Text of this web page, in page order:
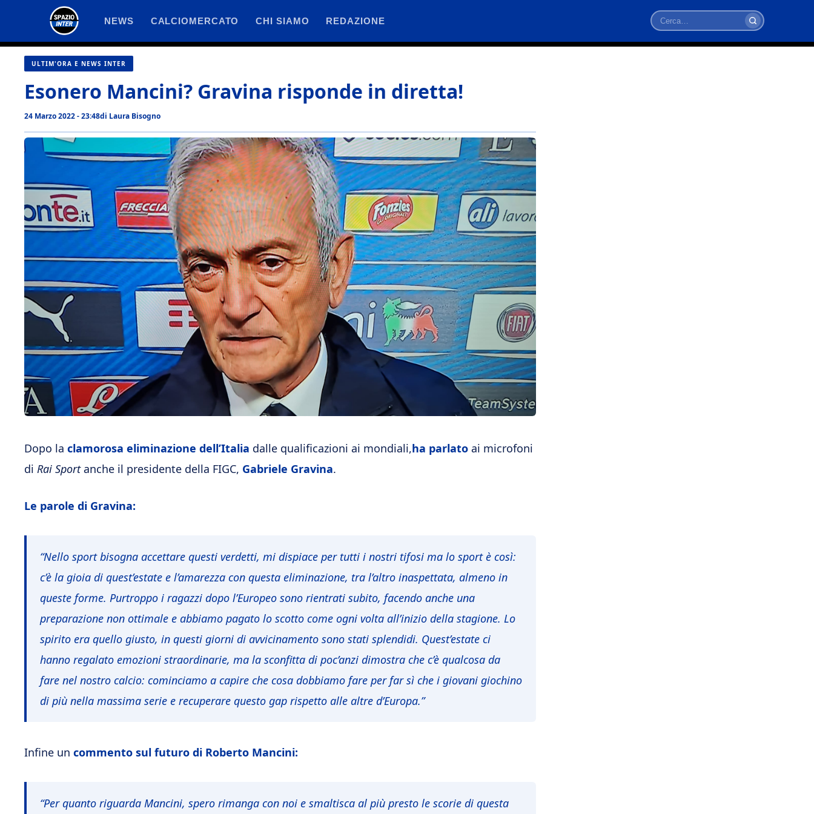
contenuto
NEWS CALCIOMERCATO CHI SIAMO REDAZIONE
Cerca
ULTIM'ORA E NEWS INTER
Esonero Mancini? Gravina risponde in diretta!
24 Marzo 2022 - 23:48di Laura Bisogno
Dopo la clamorosa eliminazione dell’Italia dalle qualificazioni ai mondiali,ha parlato ai microfoni
di Rai Sportanche il presidente della FIGC, Gabriele Gravina.
Le parole di Gravina:
“Nello sport bisogna accettare questi verdetti, mi dispiace per tutti i nostri tifosi ma lo sport è così:
c’è la gioia di quest’estate e l’amarezza con questa eliminazione, tra l’altro inaspettata, almeno in
queste forme. Purtroppo i ragazzi dopo l’Europeo sono rientrati subito, facendo anche una
preparazione non ottimale e abbiamo pagato lo scotto come ogni volta all’inizio della stagione. Lo
spirito era quello giusto, in questi giorni di avvicinamento sono stati splendidi. Quest’estate ci
hanno regalato emozioni straordinarie, ma la sconfitta di poc’anzi dimostra che c’è qualcosa da
fare nel nostro calcio: cominciamo a capire che cosa dobbiamo fare per far sì che i giovani giochino
di più nella massima serie e recuperare questo gap rispetto alle altre d’Europa.”
Infine un commento sul futuro di Roberto Mancini:
“Per quanto riguarda Mancini, spero rimanga con noi e smaltisca al più presto le scorie di questa